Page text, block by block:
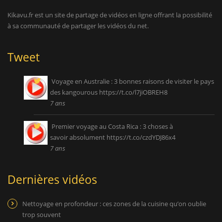
Kikavu.fr est un site de partage de vidéos en ligne offrant la possibilité
à sa communauté de partager les vidéos du net.
Tweet
Voyage en Australie : 3 bonnes raisons de visiter le pays
des kangourous https://t.co/l7jiOBREH8
7 ans
Premier voyage au Costa Rica : 3 choses à
savoir absolument https://t.co/czdYDJ86x4
7 ans
Dernières vidéos
Nettoyage en profondeur : ces zones de la cuisine qu’on oublie
trop souvent